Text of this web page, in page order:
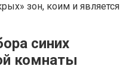
зон, коим и является
синих
комнаты